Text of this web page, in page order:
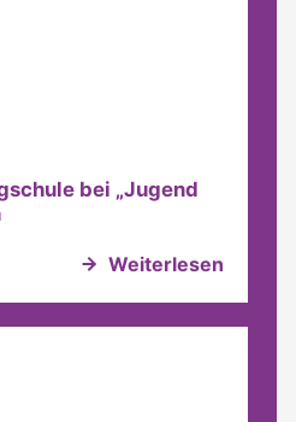
bei „Jugend
Weiterlesen